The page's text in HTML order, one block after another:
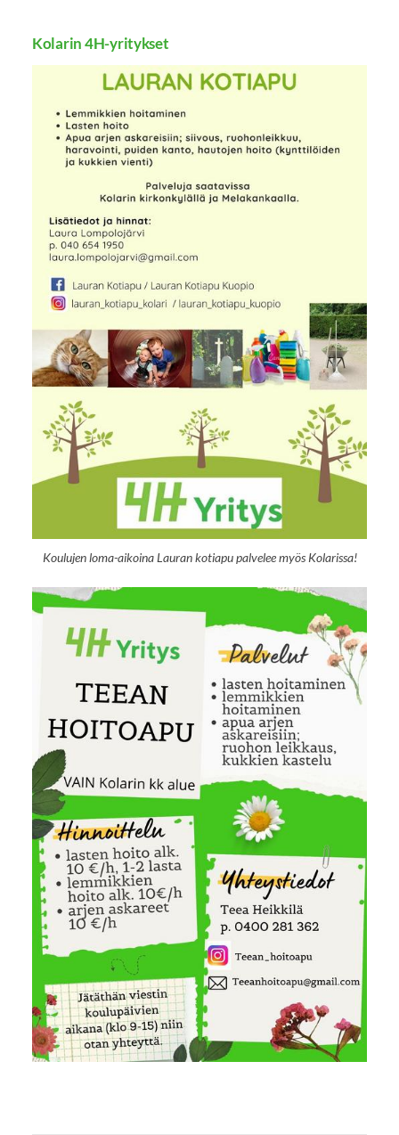
Kolarin 4H-yritykset
Koulujen loma-aikoina Lauran kotiapu palvelee myös Kolarissa!